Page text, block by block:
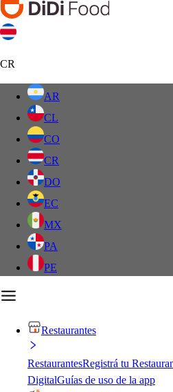
CR
AR
CL
CO
CR
DO
EC
MX
PA
PE
Restaurantes
RestaurantesRegistrá tu
DigitalGuías de uso de la app